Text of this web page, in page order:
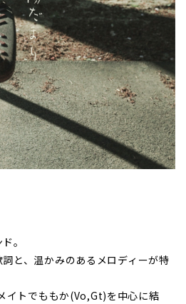
。
と、温かみのあるメロディーが特
イトでももか(Vo,Gt)を中心に結